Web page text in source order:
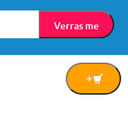
In
Verras me
© Mama Loes & Kids B.V.